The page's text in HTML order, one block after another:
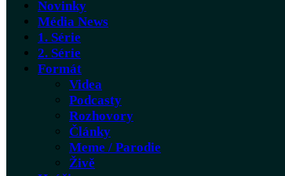
Novinky
Média News
1. Série
2. Série
Formát
Videa
Podcasty
Rozhovory
Články
Meme / Parodie
Živě